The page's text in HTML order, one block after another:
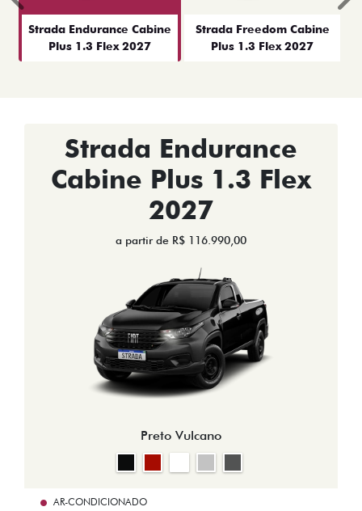
Strada Endurance Cabine
Plus 1.3 Flex 2027
Strada Freedom Cabine
Plus 1.3 Flex 2027
Anterior
Strada Endurance
Cabine Plus 1.3 Flex
2027
a partir de R$ 116.990,00
Preto Vulcano
AR-CONDICIONADO